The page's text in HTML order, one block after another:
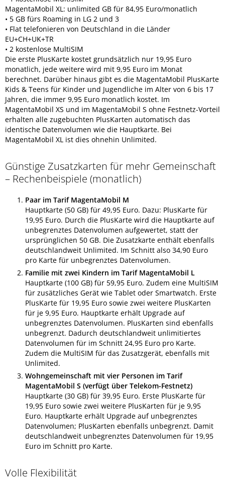
MagentaMobil XL: unlimited GB für 84,95 Euro/monatlich
• 5 GB fürs Roaming in LG 2 und 3
• Flat telefonieren von Deutschland in die Länder
EU+CH+UK+TR
• 2 kostenlose MultiSIM
Die erste PlusKarte kostet grundsätzlich nur 19,95 Euro
monatlich, jede weitere wird mit 9,95 Euro im Monat
berechnet. Darüber hinaus gibt es die MagentaMobil PlusKarte
Kids & Teens für Kinder und Jugendliche im Alter von 6 bis 17
Jahren, die immer 9,95 Euro monatlich kostet. Im
MagentaMobil XS und im MagentaMobil S ohne Festnetz-Vorteil
erhalten alle zugebuchten PlusKarten automatisch das
identische Datenvolumen wie die Hauptkarte. Bei
MagentaMobil XL ist dies ohnehin Unlimited.
Günstige Zusatzkarten für mehr Gemeinschaft
– Rechenbeispiele (monatlich)
Paar im Tarif MagentaMobil M
Hauptkarte (50 GB) für 49,95 Euro. Dazu: PlusKarte für
19,95 Euro. Durch die PlusKarte wird die Hauptkarte auf
unbegrenztes Datenvolumen aufgewertet, statt der
ursprünglichen 50 GB. Die Zusatzkarte enthält ebenfalls
deutschlandweit Unlimited. Im Schnitt also 34,90 Euro
pro Karte für unbegrenztes Datenvolumen.
Familie mit zwei Kindern im Tarif MagentaMobil L
Hauptkarte (100 GB) für 59,95 Euro. Zudem eine MultiSIM
für zusätzliches Gerät wie Tablet oder Smartwatch. Erste
PlusKarte für 19,95 Euro sowie zwei weitere PlusKarten
für je 9,95 Euro. Hauptkarte erhält Upgrade auf
unbegrenztes Datenvolumen. PlusKarten sind ebenfalls
unbegrenzt. Dadurch deutschlandweit unlimitiertes
Datenvolumen für im Schnitt 24,95 Euro pro Karte.
Zudem die MultiSIM für das Zusatzgerät, ebenfalls mit
Unlimited.
Wohngemeinschaft mit vier Personen im Tarif
MagentaMobil S (verfügt über Telekom-Festnetz)
Hauptkarte (30 GB) für 39,95 Euro. Erste PlusKarte für
19,95 Euro sowie zwei weitere PlusKarten für je 9,95
Euro. Hauptkarte erhält Upgrade auf unbegrenztes
Datenvolumen; PlusKarten ebenfalls unbegrenzt. Damit
deutschlandweit unbegrenztes Datenvolumen für 19,95
Euro im Schnitt pro Karte.
Volle Flexibilität